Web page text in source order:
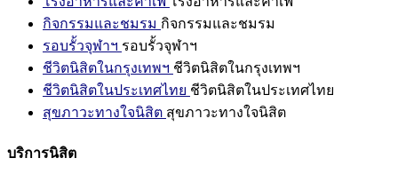
กิจกรรมและชมรม กิจกรรมและชมรม
รอบรั้วจุฬาฯ รอบรั้วจุฬาฯ
ชีวิตนิสิตในกรุงเทพฯ ชีวิตนิสิตในกรุงเทพฯ
ชีวิตนิสิตในประเทศไทย ชีวิตนิสิตในประเทศไทย
สุขภาวะทางใจนิสิต สุขภาวะทางใจนิสิต
บริการนิสิต